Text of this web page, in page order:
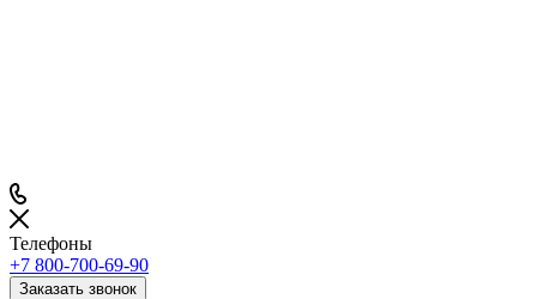
Телефоны
+7 800-700-69-90
Заказать звонок